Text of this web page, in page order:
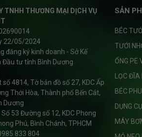
TNHH THƯƠNG MẠI DỊCH VỤ
22/05/2024
đăng ký kinh doanh - Sở Kế
Đầu tư tỉnh Bình Dương
4814, Tờ bản đồ số 27, KDC Ấp
Thới Hòa, Thành phố Bến Cát,
Dương
53 Đường số 12, KDC Phong
Phú, Bình Chánh, TPHCM
833 804
SẢN
BÉC
TƯỚI
ỐNG PE
LỌC
BÉC
DỤNG
MÁY